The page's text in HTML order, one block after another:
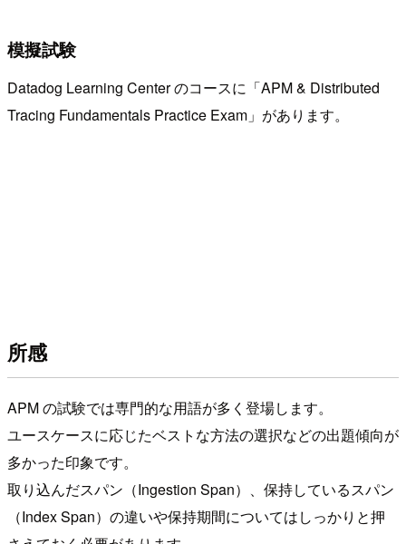
模擬試験
Datadog Learning Center のコースに「APM & Distributed
Tracing Fundamentals Practice Exam」があります。
所感
APM の試験では専門的な用語が多く登場します。
ユースケースに応じたベストな方法の選択などの出題傾向が
多かった印象です。
取り込んだスパン（Ingestion Span）、保持しているスパン
（Index Span）の違いや保持期間についてはしっかりと押